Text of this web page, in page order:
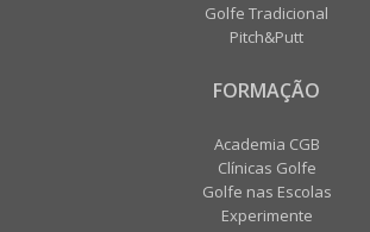
Golfe Tradicional
Pitch&Putt
FORMAÇÃO
Academia CGB
Clínicas Golfe
Golfe nas Escolas
Experimente